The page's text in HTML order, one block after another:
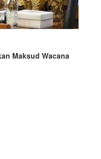
Maksud Wacana